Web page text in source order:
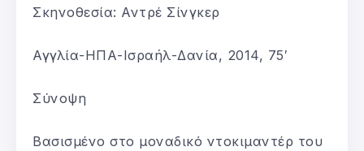
Σκηνοθεσία: Αντρέ Σίνγκερ
Αγγλία-ΗΠΑ-Ισραήλ-Δανία, 2014, 75′
Σύνοψη
Βασισμένο στο μοναδικό ντοκιμαντέρ του